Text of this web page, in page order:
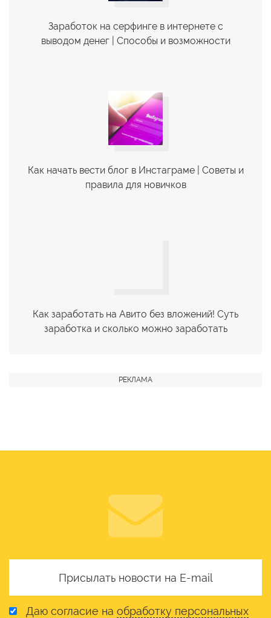
Заработок на серфинге в интернете с
выводом денег | Cпособы и возможности
Как начать вести блог в Инстаграме | Советы и
правила для новичков
Как заработать на Авито без вложений! Суть
заработка и сколько можно заработать
Даю согласие на обработку персональных